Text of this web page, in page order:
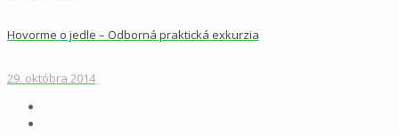
Hovorme o jedle – Odborná praktická exkurzia
29. októbra 2014